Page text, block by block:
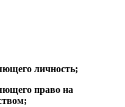
личность;
право на